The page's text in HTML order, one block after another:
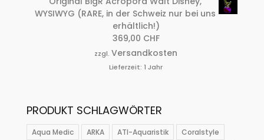
WYSIWYG (RARE, in der Schweiz nur bei uns
erhältlich!)
369,00 CHF
zzgl.Versandkosten
Lieferzeit:1 Jahr
PRODUKT SCHLAGWÖRTER
Aqua Medic ARKA ATI-Aquaristik
Coralstyle